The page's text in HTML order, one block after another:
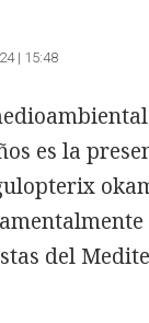
| 15:48
es la
del